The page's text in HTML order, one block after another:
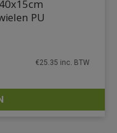
DETAILS
PU
€25.35 inc. BTW